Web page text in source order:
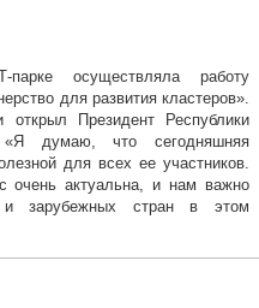
осуществляла работу
для развития кластеров».
открыл Президент Республики
«Я думаю, что сегодняшняя
для всех ее участников.
очень актуальна, и нам важно
и зарубежных стран в этом